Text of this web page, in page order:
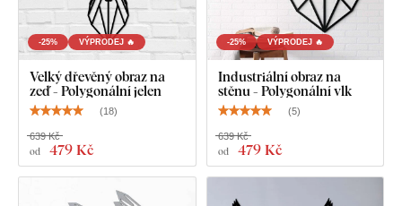
-25% VÝPRODEJ 🔥
Velký dřevěný obraz na
zeď - Polygonální jelen
(18)
od 479 Kč
639 Kč
-25% VÝPRODEJ 🔥
Industriální obraz na
stěnu - Polygonální vlk
(5)
od 479 Kč
639 Kč